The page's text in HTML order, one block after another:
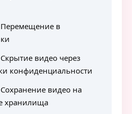
в
видео через
конфиденциальности
видео на
хранилища